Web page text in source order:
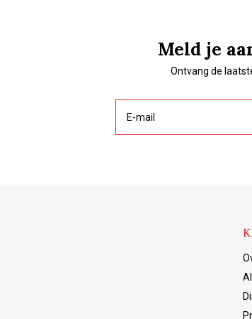
Meld je
Ontvang de